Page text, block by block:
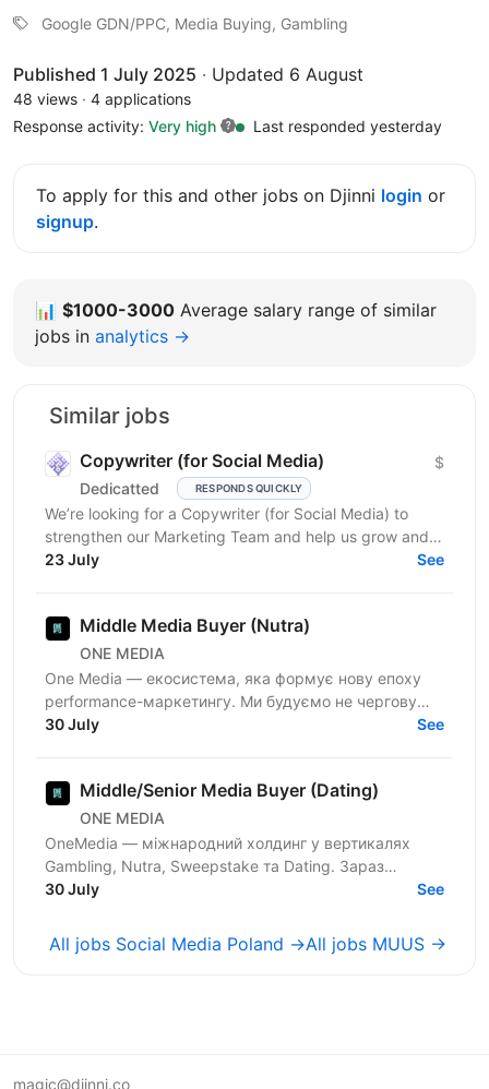
Google GDN/PPC, Media Buying, Gambling
Published 1 July 2025 · Updated 6 August
48 views · 4 applications
Response activity: Very high Last responded yesterday
To apply for this and other jobs on Djinni login or
signup.
📊 $1000-3000 Average salary range of similar
jobs in analytics →
Similar jobs
Copywriter (for Social Media)
Dedicatted RESPONDS QUICKLY
$
We’re looking for a Copywriter (for Social Media) to
strengthen our Marketing Team and help us grow and
23 July See
Middle Media Buyer (Nutra)
ONE MEDIA
One Media — екосистема, яка формує нову епоху
performance-маркетингу. Ми будуємо не чергову
арбітражну команду — ми створюємо повноцінну
30 July See
Middle/Senior Media Buyer (Dating)
ONE MEDIA
OneMedia — міжнародний холдинг у вертикалях
Gambling, Nutra, Sweepstake та Dating. Зараз
активно розвиваємо Dating-напрямок і шукаємо
30 July See
All jobs Social Media Poland →All jobs MUUS →
magic@djinni.co